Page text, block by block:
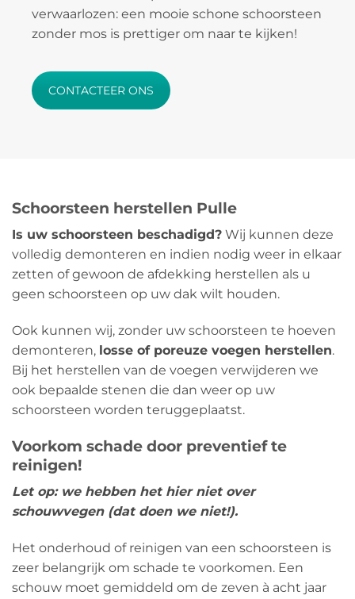
verwaarlozen: een mooie schone schoorsteen
zonder mos is prettiger om naar te kijken!
CONTACTEER ONS
Schoorsteen herstellen Pulle
Is uw schoorsteen beschadigd? Wij kunnen deze
volledig demonteren en indien nodig weer in elkaar
zetten of gewoon de afdekking herstellen als u
geen schoorsteen op uw dak wilt houden.
Ook kunnen wij, zonder uw schoorsteen te hoeven
demonteren, losse of poreuze voegen herstellen.
Bij het herstellen van de voegen verwijderen we
ook bepaalde stenen die dan weer op uw
schoorsteen worden teruggeplaatst.
Voorkom schade door preventief te
reinigen!
Let op: we hebben het hier niet over
schouwvegen (dat doen we niet!).
Het onderhoud of reinigen van een schoorsteen is
zeer belangrijk om schade te voorkomen. Een
schouw moet gemiddeld om de zeven à acht jaar